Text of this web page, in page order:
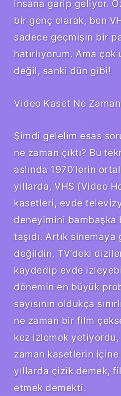
insana garip geliyor.
bir genç olarak, ben
sadece geçmişin bir
hatırlıyorum. Ama
değil, sanki dün gibi!
Video Kaset Ne Zaman
Şimdi gelelim esas
ne zaman çıktı? Bu
aslında 1970’lerin
yıllarda, VHS (Video
kasetleri, evde
deneyimini bambaşka
taşıdı. Artık
değildin, TV’deki
kaydedip evde
dönemin en büyük
sayısının oldukça
ne zaman bir film
kez izlemek
zaman kasetlerin
yıllarda çizik demek,
etmek demekti.